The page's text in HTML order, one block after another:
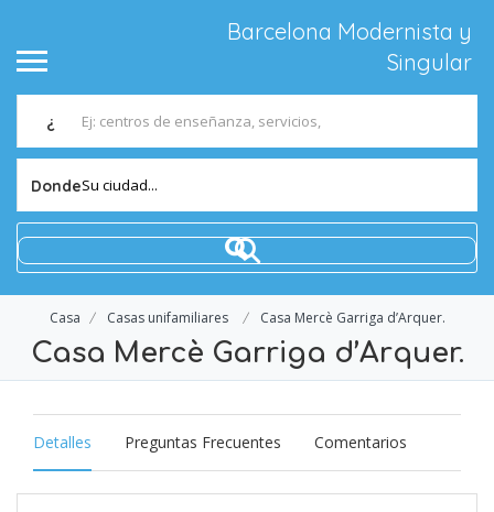
Barcelona Modernista y
Singular
¿
DondeSu ciudad...
Casa Casas unifamiliares Casa Mercè Garriga d’Arquer.
Casa Mercè Garriga d’Arquer.
Detalles Preguntas Frecuentes Comentarios